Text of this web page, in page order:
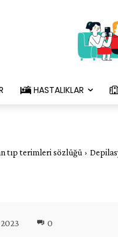
HASTALIKLAR
tıp terimleri sözlüğü
0